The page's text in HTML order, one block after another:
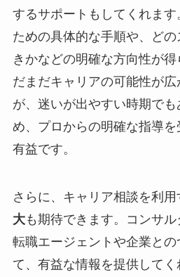
するサポートもしてくれま
ための具体的な手順や、ど
きかなどの明確な方向性が
だまだキャリアの可能性が
が、迷いが出やすい時期で
め、プロからの明確な指導
有益です。
さらに、キャリア相談を利
大も期待できます。コンサル
転職エージェントや企業との
て、有益な情報を提供してく